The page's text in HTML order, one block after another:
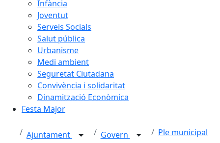
Infància
Joventut
Serveis Socials
Salut pública
Urbanisme
Medi ambient
Seguretat Ciutadana
Convivència i solidaritat
Dinamització Econòmica
Festa Major
Ajuntament Govern Ple municipal